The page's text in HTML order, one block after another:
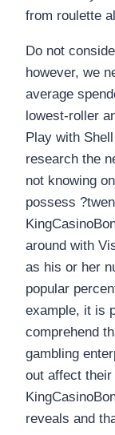
from roulette
Do not
however, we
average
lowest-roller
Play with
research the
not knowing
possess
around with
as his or her
popular
example, it is
comprehend
gambling
out affect
reveals and